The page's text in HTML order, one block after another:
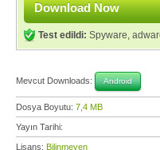
Download Now
Test edildi: Spyware,
Mevcut Downloads: Android
Dosya Boyutu: 7,4 MB
Yayın Tarihi:
Lisans: Bilinmeyen